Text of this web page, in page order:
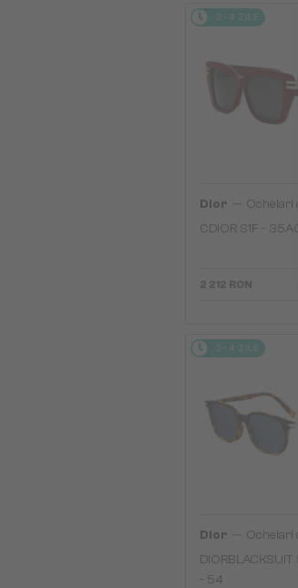
2-4 ZILE
Dior
Ochelari
CDIOR S1F -
2 212 RON
2-4 ZILE
Dior
Ochelari
DIORBLACKSUIT
- 54